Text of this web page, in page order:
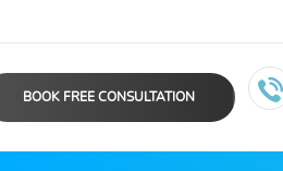
BOOK FREE CONSULTATION